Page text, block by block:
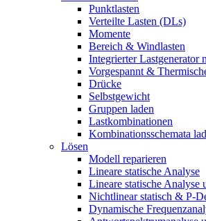
Punktlasten
Verteilte Lasten (DLs)
Momente
Bereich & Windlasten
Integrierter Lastgenerator
Vorgespannt &
Drücke
Selbstgewicht
Gruppen laden
Lastkombinationen
Kombinationsschemata
Lösen
Modell reparieren
Lineare statische Analyse
Lineare statische Analyse
Nichtlinear statisch & P-
Dynamische